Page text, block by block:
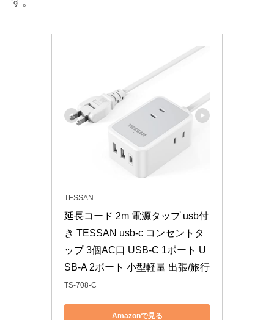
TESSAN
延長コード 2m 電源タップ usb付
き TESSAN usb-c コンセントタ
ップ 3個AC口 USB-C 1ポート U
SB-A 2ポート 小型軽量 出張/旅行
TS-708-C
Amazonで見る